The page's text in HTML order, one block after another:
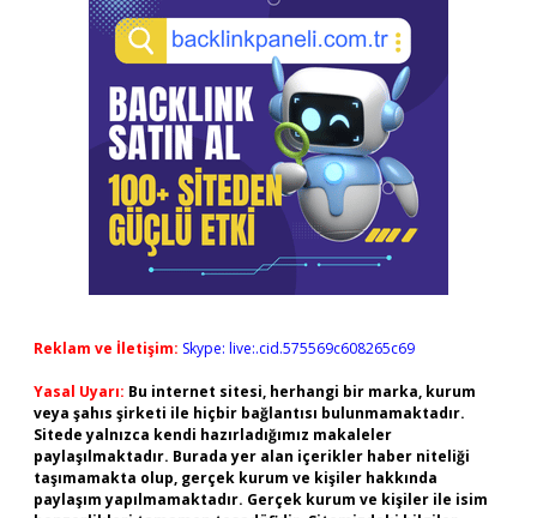
Reklam ve İletişim: Skype: live:.cid.575569c608265c69
Yasal Uyarı: Bu internet sitesi, herhangi bir marka, kurum
veya şahıs şirketi ile hiçbir bağlantısı bulunmamaktadır.
Sitede yalnızca kendi hazırladığımız makaleler
paylaşılmaktadır. Burada yer alan içerikler haber niteliği
taşımamakta olup, gerçek kurum ve kişiler hakkında
paylaşım yapılmamaktadır. Gerçek kurum ve kişiler ile isim